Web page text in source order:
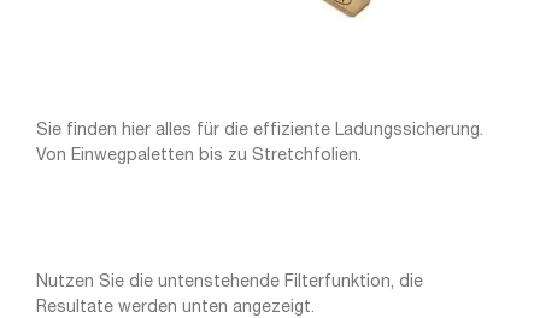
Sie finden hier alles für die effiziente Ladungssicherung.
Von Einwegpaletten bis zu Stretchfolien.
Nutzen Sie die untenstehende Filterfunktion, die
Resultate werden unten angezeigt.